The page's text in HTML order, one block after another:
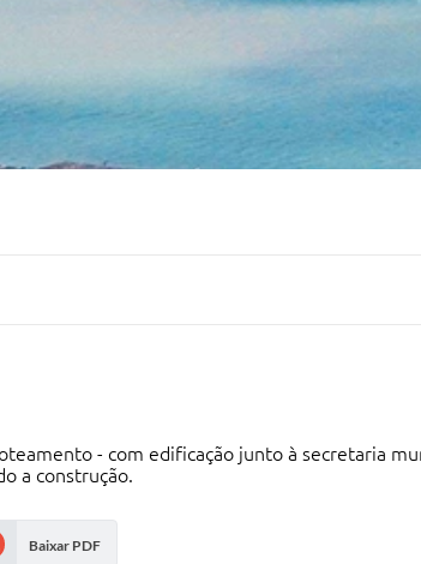
- com edificação junto à secretaria
a construção.
Baixar PDF